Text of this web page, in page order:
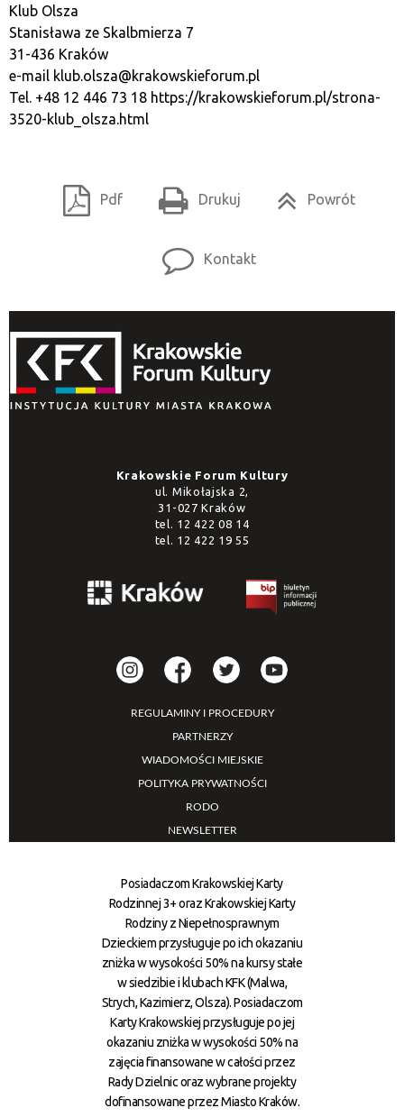
Klub Olsza
Stanisława ze Skalbmierza 7
31-436 Kraków
e-mail klub.olsza@krakowskieforum.pl
Tel. +48 12 446 73 18 https://krakowskieforum.pl/strona-
3520-klub_olsza.html
Pdf Drukuj Powrót
Kontakt
Krakowskie Forum Kultury
ul. Mikołajska 2,
31-027 Kraków
tel. 12 422 08 14
tel. 12 422 19 55
REGULAMINY I PROCEDURY
PARTNERZY
WIADOMOŚCI MIEJSKIE
POLITYKA PRYWATNOŚCI
RODO
NEWSLETTER
Posiadaczom Krakowskiej Karty
Rodzinnej 3+ oraz Krakowskiej Karty
Rodziny z Niepełnosprawnym
Dzieckiem przysługuje po ich okazaniu
zniżka w wysokości 50% na kursy stałe
w siedzibie i klubach KFK (Malwa,
Strych, Kazimierz, Olsza). Posiadaczom
Karty Krakowskiej przysługuje po jej
okazaniu zniżka w wysokości 50% na
zajęcia finansowane w całości przez
Rady Dzielnic oraz wybrane projekty
dofinansowane przez Miasto Kraków.